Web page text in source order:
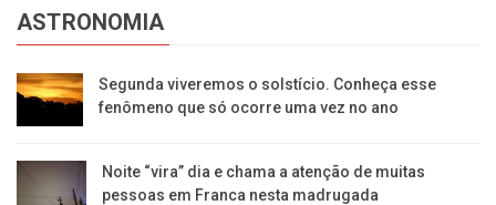
ASTRONOMIA
Segunda viveremos o solstício. Conheça esse
fenômeno que só ocorre uma vez no ano
Noite “vira” dia e chama a atenção de muitas
pessoas em Franca nesta madrugada